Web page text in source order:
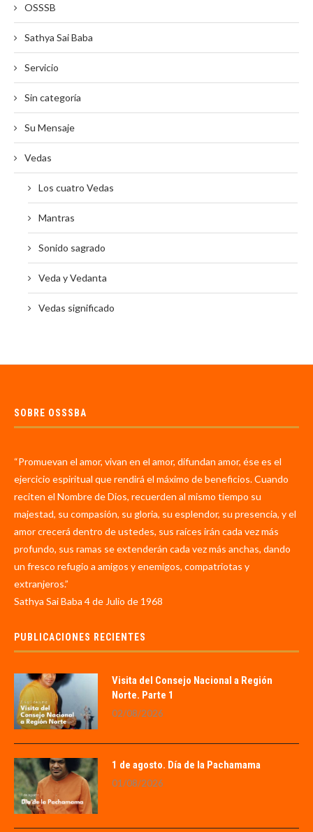
OSSSB
Sathya Sai Baba
Servicio
Sin categoría
Su Mensaje
Vedas
Los cuatro Vedas
Mantras
Sonido sagrado
Veda y Vedanta
Vedas significado
SOBRE OSSSBA
“Promuevan el amor, vivan en el amor, difundan amor, ése es el
ejercicio espiritual que rendirá el máximo de beneficios. Cuando
reciten el Nombre de Dios, recuerden al mismo tiempo su
majestad, su compasión, su gloria, su esplendor, su presencia, y el
amor crecerá dentro de ustedes, sus raíces irán cada vez más
profundo, sus ramas se extenderán cada vez más anchas, dando
un fresco refugio a amigos y enemigos, compatriotas y
extranjeros.”
Sathya Sai Baba 4 de Julio de 1968
PUBLICACIONES RECIENTES
Visita del Consejo Nacional a Región
Norte. Parte 1
02/08/2026
1 de agosto. Día de la Pachamama
01/08/2026